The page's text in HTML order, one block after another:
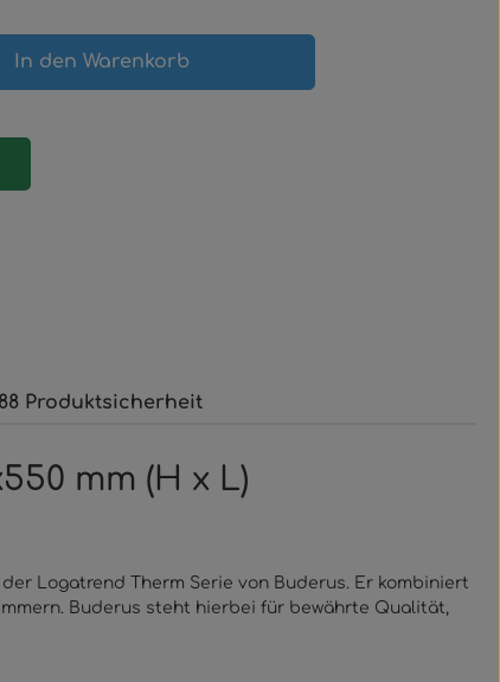
Wert ein oder
In den Warenkorb
Produktsicherheit
mm (H x L)
Logatrend Therm Serie von Buderus. Er kombiniert
Buderus steht hierbei für bewährte Qualität,